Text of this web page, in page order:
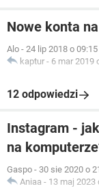
Nowe konta
Alo - 24 lip 2018 o 09:15
kaptur - 6 mar 2019
12 odpowiedzi
Instagram -
na
Gaspo - 30 sie 2020 o
Aniaa - 13 maj 2023